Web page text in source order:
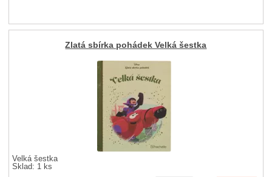
Zlatá sbírka pohádek Velká šestka
Velká šestka
Sklad: 1 ks